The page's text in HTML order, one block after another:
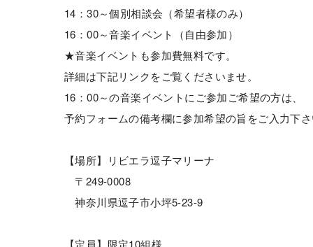
14：30～個別相談会（希望者様のみ）
16：00～音楽イベント（自由参加）
★音楽イベントも参加費無料です。
詳細は下記リンクをご覧くださいませ。
16：00～の音楽イベントにご参加ご希望の方は、
予約フォームの備考欄に参加希望の旨をご入力下さ
【場所】リビエラ逗子マリーナ
〒249-0008
神奈川県逗子市小坪5-23-9
【定員】限定10組様